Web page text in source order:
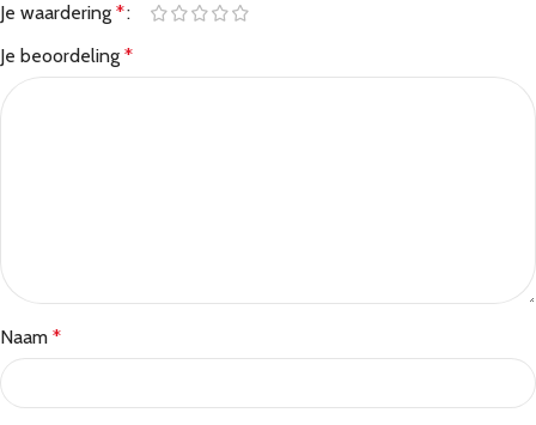
Je waardering *
Je beoordeling *
Naam *